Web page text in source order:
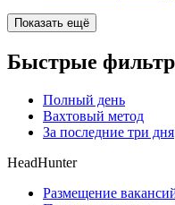
Показать ещё
Быстрые
Полный день
Вахтовый метод
За последние три дня
HeadHunter
Размещение